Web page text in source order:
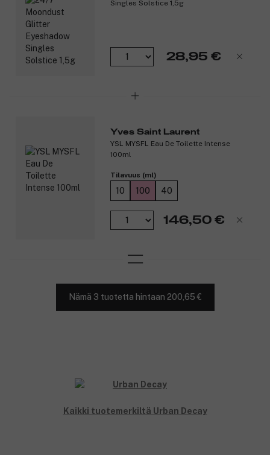
Hien- ja vedenkestävä.
Poistuu helposti lämpimällä vedellä.
Oftalmologisesti testattu.
Turvallinen herkille silmille.
Sopii piilolinssien käyttäjille.
Singles Solstice 1,5g
28,95 €
Yves Saint Laurent
YSL MYSFL Eau De Toilette Intense
100ml
Tilavuus (ml)
10 100 40
146,50 €
Nämä 3 tuotetta hintaan 200,65 €
Kaikki tuotemerkiltä Urban Decay